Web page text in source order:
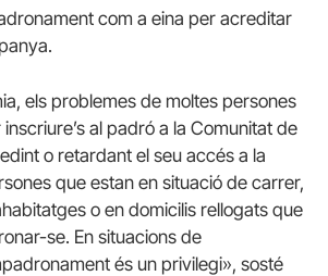
com a eina per acreditar
els problemes de moltes persones
al padró a la Comunitat de
o retardant el seu accés a la
que estan en situació de carrer,
o en domicilis rellogats que
se. En situacions de
és un privilegi», sosté